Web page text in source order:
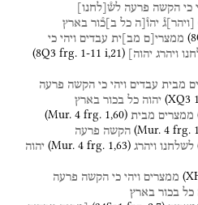
י כי הקשה פרעה לש֯ לחנו
ויהר ג֯ יהו֯[ה כל ב]כ֯ור בארץ
( ממצרי[ם מב]ית עבדים ויהי כי
ויהרג יהוה] (8Q3 frg. 1-11 i,21)
מבית עבדים ויהי כי הקשה פרעה
(XQ3 1 יהוה כל בכור בארץ
ממצרים מבית (Mur. 4 frg. 1,60)
(Mur. 4 frg. 1 הקשה פרעה
לשלחנו ויהרג (Mur. 4 frg. 1,63)
יהוה
( ממצרים ויהי כי הקשה פרעה
כל בכור בארץ